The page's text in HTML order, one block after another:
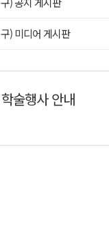
구) 미디어 게시판
학술행사 안내